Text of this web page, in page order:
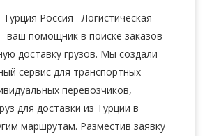
Турция Россия Логистическая
ваш помощник в поиске заказов
доставку грузов. Мы создали
сервис для транспортных
перевозчиков,
для доставки из Турции в
маршрутам. Разместив заявку